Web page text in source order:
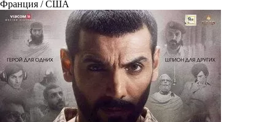
Франция / США